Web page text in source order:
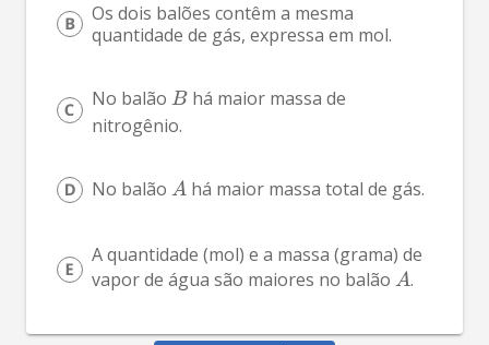
Os dois balões contêm a mesma
quantidade de gás, expressa em mol.
No balão B há maior massa de
nitrogênio.
No balão A há maior massa total de gás.
A quantidade (mol) e a massa (grama) de
vapor de água são maiores no balão A.